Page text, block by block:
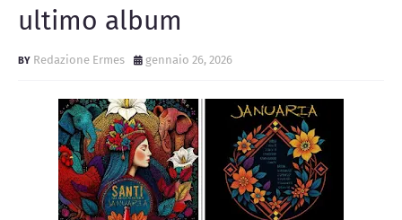
ultimo album
Redazione Ermes gennaio 26, 2026